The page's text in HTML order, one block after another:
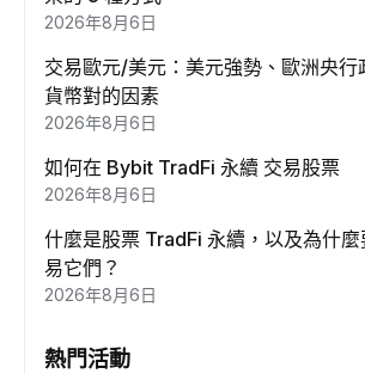
2026年8月6日
交易歐元/美元：美元強勢、歐洲央行
貨幣對的因素
2026年8月6日
如何在 Bybit TradFi 永續 交易股票
2026年8月6日
什麼是股票 TradFi 永續，以及為什
易它們？
2026年8月6日
熱門活動